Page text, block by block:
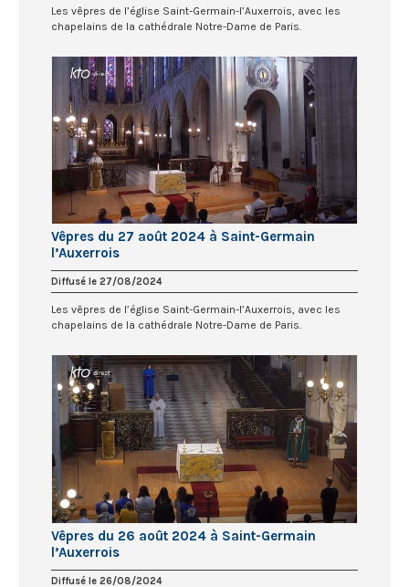
Les vêpres de l’église Saint-Germain-l’Auxerrois, avec les
chapelains de la cathédrale Notre-Dame de Paris.
Vêpres du 27 août 2024 à Saint-Germain
l’Auxerrois
Diffusé le 27/08/2024
Les vêpres de l’église Saint-Germain-l’Auxerrois, avec les
chapelains de la cathédrale Notre-Dame de Paris.
Vêpres du 26 août 2024 à Saint-Germain
l’Auxerrois
Diffusé le 26/08/2024